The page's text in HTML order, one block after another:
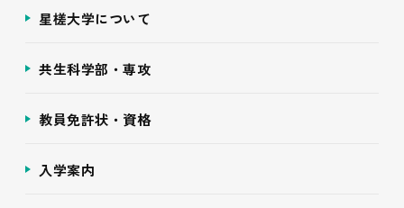
星槎大学について
共生科学部・専攻
教員免許状・資格
入学案内